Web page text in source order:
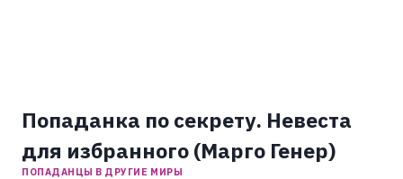
Попаданка по секрету. Невеста
для избранного (Марго Генер)
ПОПАДАНЦЫ В ДРУГИЕ МИРЫ